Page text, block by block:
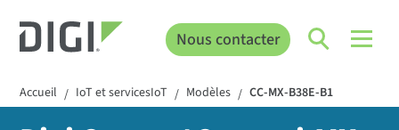
Nous contacter
Accueil / IoT et servicesIoT / Modèles / CC-MX-B38E-B1